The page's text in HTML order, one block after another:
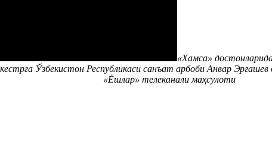
«Хамса»
Ўзбекистон Республикаси санъат арбоби Анвар Эргашев
«Ёшлар» телеканали маҳсулоти